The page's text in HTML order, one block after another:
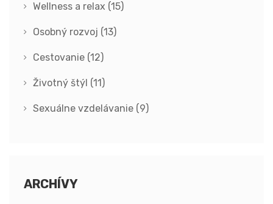
Wellness a relax (15)
Osobný rozvoj (13)
Cestovanie (12)
Životný štýl (11)
Sexuálne vzdelávanie (9)
ARCHÍVY